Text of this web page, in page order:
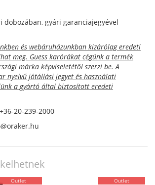
dobozában, gyári garanciajegyével
és webáruházunkban kizárólag eredeti
meg. Guess karórákat cégünk a termék
márka képviseletétől szerzi be. A
nyelvű jótállási jegyet és használati
a gyártó által biztosított eredeti
20-239-2000
Outlet
Outlet